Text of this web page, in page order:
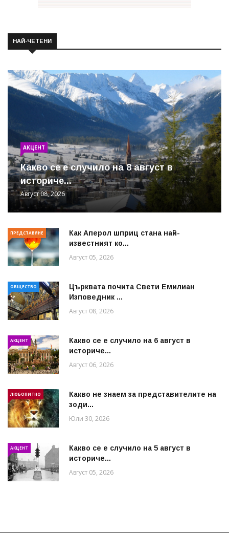
НАЙ-ЧЕТЕНИ
АКЦЕНТ
Какво се е случило на 8 август в
историче...
Август 08, 2026
ПРЕДСТАВЯНЕ
Как Аперол шприц стана най-
известният ко...
Август 05, 2026
ОБЩЕСТВО
Църквата почита Свeти Емилиан
Изповедник ...
Август 08, 2026
АКЦЕНТ
Какво се е случило на 6 август в
историче...
Август 06, 2026
ЛЮБОПИТНО
Какво не знаем за представителите на
зоди...
Юли 30, 2026
АКЦЕНТ
Какво се е случило на 5 август в
историче...
Август 05, 2026